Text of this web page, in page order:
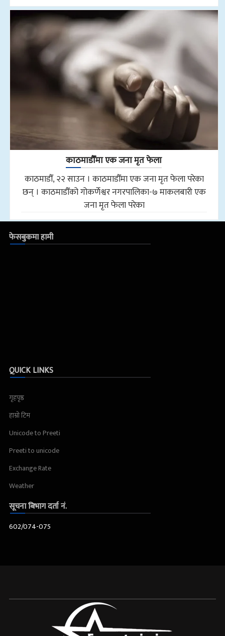
काठमाडौँमा एक जना मृत फेला
काठमाडौँ, २२ साउन । काठमाडौँमा एक जना मृत फेला परेका
छन् । काठमाडौँको गोकर्णेश्वर नगरपालिका-७ माकलबारी एक
जना मृत फेला परेका
फेसबुकमा हामी
QUICK LINKS
गृहपृष्ठ
हाम्रो टिम
Unicode to Preeti
Preeti to unicode
Exchange Rate
Weather
सूचना बिभाग दर्ता नं.
602/074-075